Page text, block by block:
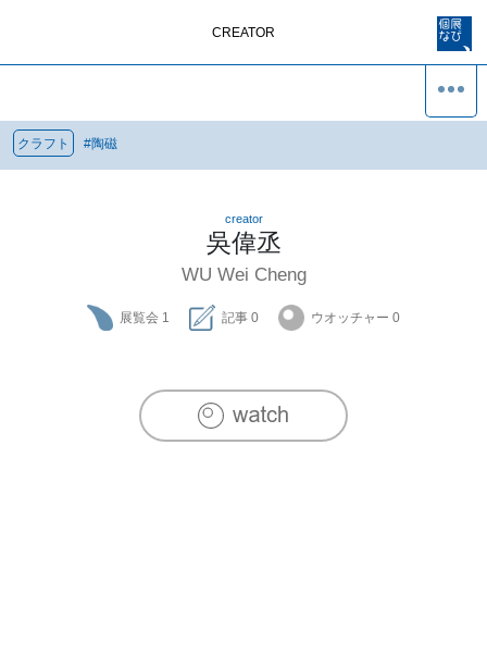
CREATOR
クラフト #陶磁
creator
吳偉丞
WU Wei Cheng
展覧会 1 記事 0 ウオッチャー 0